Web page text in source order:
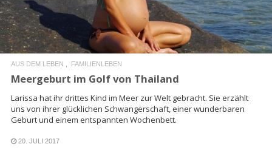
AUS DEM LEBEN FAMILIENLEBEN
Meergeburt im Golf von Thailand
Larissa hat ihr drittes Kind im Meer zur Welt gebracht. Sie erzählt
uns von ihrer glücklichen Schwangerschaft, einer wunderbaren
Geburt und einem entspannten Wochenbett.
20. JULI 2017